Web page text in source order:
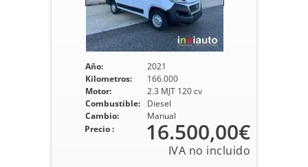
Año:
2021
Kilometros:
166.000
Motor:
2.3 MJT 120 cv
Combustible:
Diesel
Cambio:
Manual
Precio : 16.500,00€